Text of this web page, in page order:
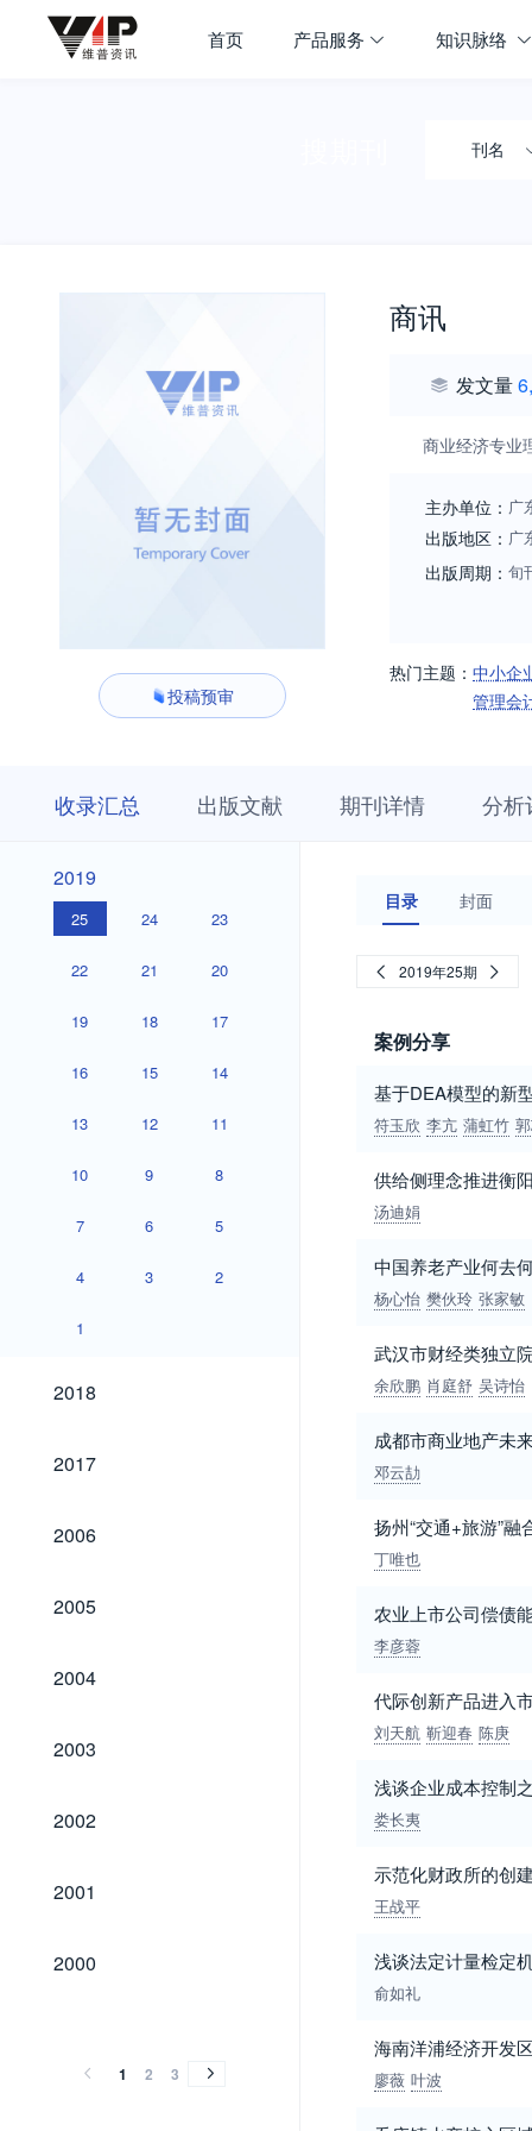
首页 产品服务 知识脉络
刊名
投稿预审
商讯
发文量
商业经济专业
主办单位： 广
出版地区： 广
出版周期： 旬
热门主题： 中小企
管理会
收录汇总 出版文献 期刊详情 分析
2019
2019
25 24 23
22 21 20
19 18 17
16 15 14
13 12 11
10 9 8
7 6 5
4 3 2
1
2018
2018
2017
2017
2006
2006
2005
2005
2004
2004
2003
2003
2002
2002
2001
2001
2000
2000
1 2 3
目录 封面
2019年25期
案例分享
基于DEA模型的新
符玉欣 李亢 蒲虹竹
供给侧理念推进衡
汤迪娟
中国养老产业何去
杨心怡 樊伙玲 张家敏
武汉市财经类独立
余欣鹏 肖庭舒 吴诗怡
成都市商业地产未
邓云劼
扬州“交通+旅游”融
丁唯也
农业上市公司偿债
李彦蓉
代际创新产品进入
刘天航 靳迎春 陈庚
浅谈企业成本控制
娄长夷
示范化财政所的创
王战平
浅谈法定计量检定
俞如礼
海南洋浦经济开发
廖薇 叶波